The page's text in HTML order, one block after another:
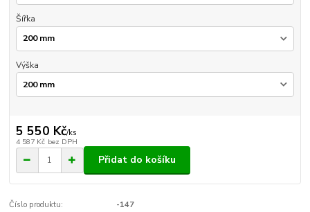
Šířka
Výška
5 550 Kč/ks
4 587 Kč bez DPH
Přidat do košíku
Číslo produktu: -147